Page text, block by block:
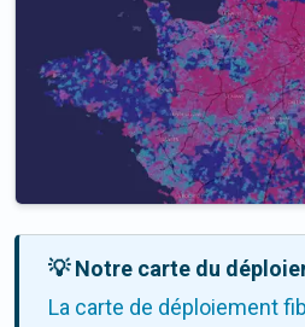
💡 Notre carte du
La carte de déploiement